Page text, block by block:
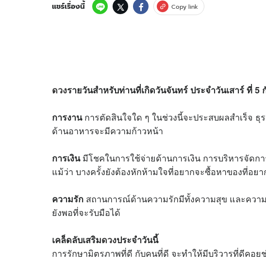
แชร์เรื่องนี้ Copy link
ดวงรายวันสำหรับท่านที่เกิดวันจันทร์ ประจำวันเสาร์ ที่ 5
การงานการตัดสินใจใด ๆ ในช่วงนี้จะประสบผลสำเร็จ
ด้านอาหารจะมีความก้าวหน้า
การเงินมีโชคในการใช้จ่ายด้านการเงิน การบริหารจัดก
แม้ว่า บางครั้งยังต้องหักห้ามใจที่อยากจะซื้อหาของที่อยา
ความรัก สถานการณ์ด้านความรักมีทั้งความสุข และควา
ยังพอที่จะรับมือได้
เคล็ดลับเสริมดวงประจำวันนี้
การรักษามิตรภาพที่ดี กับคนที่ดี จะทำให้มีบริวารที่ดีคอย